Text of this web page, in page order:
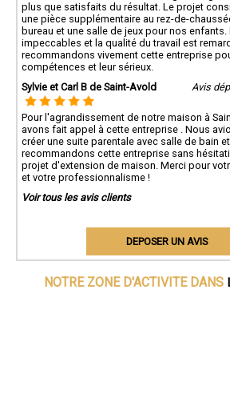
plus que satisfaits du résultat. Le projet
une pièce supplémentaire au rez-de-
bureau et une salle de jeux pour nos
impeccables et la qualité du travail est
recommandons vivement cette entreprise
compétences et leur sérieux.
Sylvie et Carl B de Saint-Avold
Avis
Pour l'agrandissement de notre maison à
avons fait appel à cette entreprise . Nous
créer une suite parentale avec salle de bain
recommandons cette entreprise sans
projet d'extension de maison. Merci pour
et votre professionnalisme !
Voir tous les avis clients
DEPOSER UN AVIS
NOTRE ZONE D'ACTIVITE DANS